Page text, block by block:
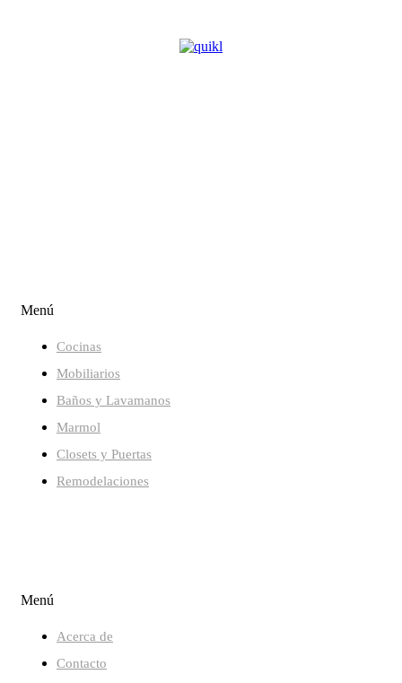
Menú
Cocinas
Mobiliarios
Baños y Lavamanos
Marmol
Closets y Puertas
Remodelaciones
Menú
Acerca de
Contacto